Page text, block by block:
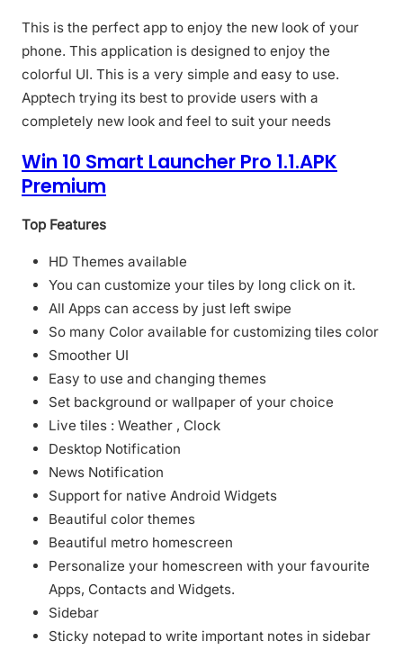
This is the perfect app to enjoy the new look of your
phone. This application is designed to enjoy the
colorful UI. This is a very simple and easy to use.
Apptech trying its best to provide users with a
completely new look and feel to suit your needs
Win 10 Smart Launcher Pro 1.1.APK
Premium
Top Features
HD Themes available
You can customize your tiles by long click on it.
All Apps can access by just left swipe
So many Color available for customizing tiles color
Smoother UI
Easy to use and changing themes
Set background or wallpaper of your choice
Live tiles : Weather , Clock
Desktop Notification
News Notification
Support for native Android Widgets
Beautiful color themes
Beautiful metro homescreen
Personalize your homescreen with your favourite
Apps, Contacts and Widgets.
Sidebar
Sticky notepad to write important notes in sidebar